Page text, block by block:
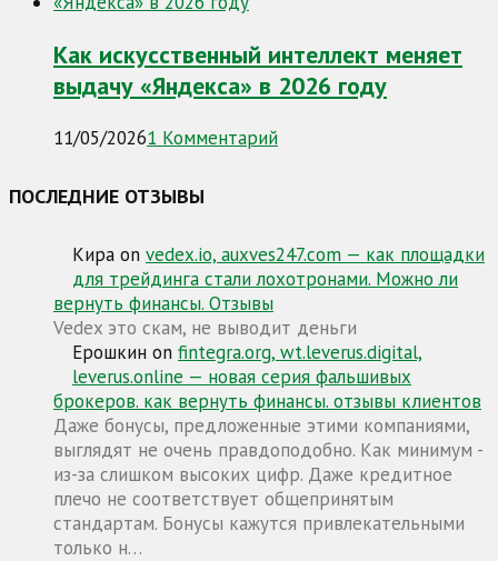
Как искусственный интеллект меняет
выдачу «Яндекса» в 2026 году
11/05/20261 Комментарий
ПОСЛЕДНИЕ ОТЗЫВЫ
Кира on vedex.io, auxves247.com — как площадки
для трейдинга стали лохотронами. Можно ли
вернуть финансы. Отзывы
Vedex это скам, не выводит деньги
Ерошкин on fintegra.org, wt.leverus.digital,
leverus.online — новая серия фальшивых
брокеров. как вернуть финансы. отзывы клиентов
Даже бонусы, предложенные этими компаниями,
выглядят не очень правдоподобно. Как минимум -
из-за слишком высоких цифр. Даже кредитное
плечо не соответствует общепринятым
стандартам. Бонусы кажутся привлекательными
только н…